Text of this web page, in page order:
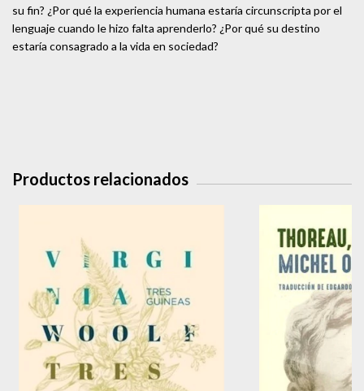
su fin? ¿Por qué la experiencia humana estaría circunscripta por el
lenguaje cuando le hizo falta aprenderlo? ¿Por qué su destino
estaría consagrado a la vida en sociedad?
Productos relacionados